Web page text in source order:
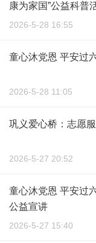
康为家国”公益科普
2026-5-28 16:55
童心沐党恩 平安过
2026-5-28 11:05
巩义爱心桥：志愿
2026-5-27 20:52
童心沐党恩 平安过
公益宣讲
2026-5-27 15:40